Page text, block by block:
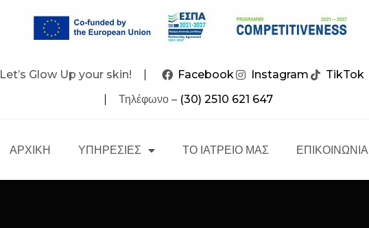
Let’s Glow Up your skin! Facebook Instagram
TikTok
Τηλέφωνο – (30) 2510 621 647
ΑΡΧΙΚΗ ΥΠΗΡΕΣΙΕΣ ΤΟ ΙΑΤΡΕΙΟ ΜΑΣ ΕΠΙΚΟΙΝΩΝΙΑ